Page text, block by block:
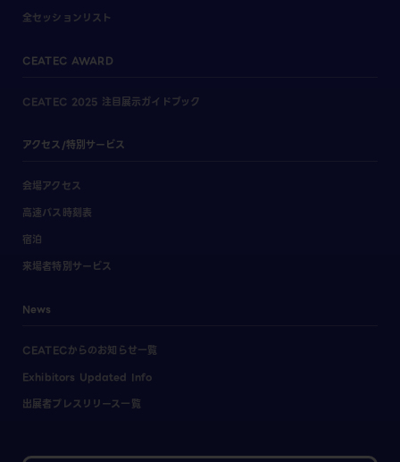
全セッションリスト
CEATEC AWARD
CEATEC 2025 注目展示ガイドブック
アクセス/特別サービス
会場アクセス
高速バス時刻表
宿泊
来場者特別サービス
News
CEATECからのお知らせ一覧
Exhibitors Updated Info
出展者プレスリリース一覧